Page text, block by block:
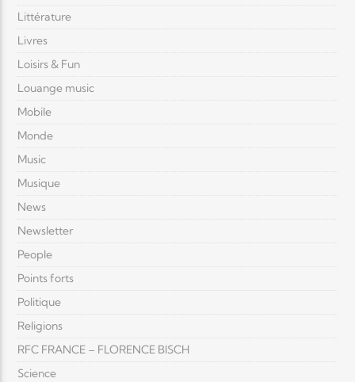
Littérature
Livres
Loisirs & Fun
Louange music
Mobile
Monde
Music
Musique
News
Newsletter
People
Points forts
Politique
Religions
RFC FRANCE – FLORENCE BISCH
Science